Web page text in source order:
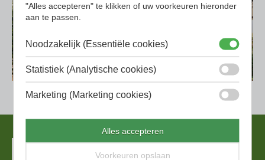
"Alles accepteren" te klikken of uw voorkeuren hieronder
aan te passen.
Noodzakelijk (Essentiële cookies)
Statistiek (Analytische cookies)
Marketing (Marketing cookies)
Alles accepteren
Voorkeuren opslaan